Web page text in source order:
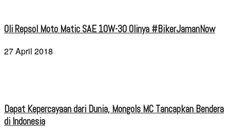
Oli Repsol Moto Matic SAE 10W-30 Olinya #BikerJamanNow
27 April 2018
Dapat Kepercayaan dari Dunia, Mongols MC Tancapkan Bendera
di Indonesia